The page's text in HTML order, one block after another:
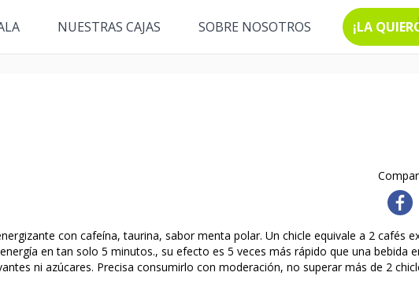
NUESTRAS CAJAS SOBRE NOSOTROS ¡LA
con cafeína, taurina, sabor menta polar. Un chicle equivale a 2 cafés
en tan solo 5 minutos., su efecto es 5 veces más rápido que una bebida
ni azúcares. Precisa consumirlo con moderación, no superar más de 2